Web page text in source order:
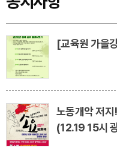
[교육원 가을
노동개악 저지
(12.19 15시
공지사항
성명·보도
기타 공고
노동상담
자료